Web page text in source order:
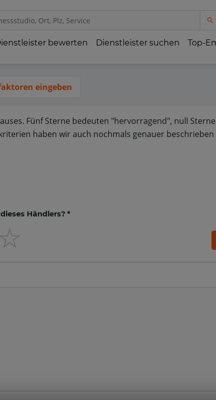
bewerten Dienstleister suchen Top-
eingeben
Fünf Sterne bedeuten "hervorragend", null Sterne
haben wir auch nochmals genauer beschrieben
Händlers? *
☆